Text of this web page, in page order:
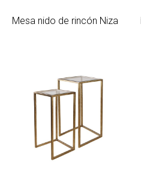
Mesa nido de rincón Niza